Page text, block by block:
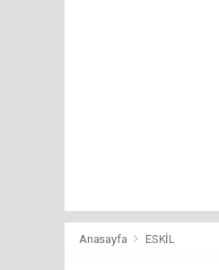
Anasayfa ESKİL